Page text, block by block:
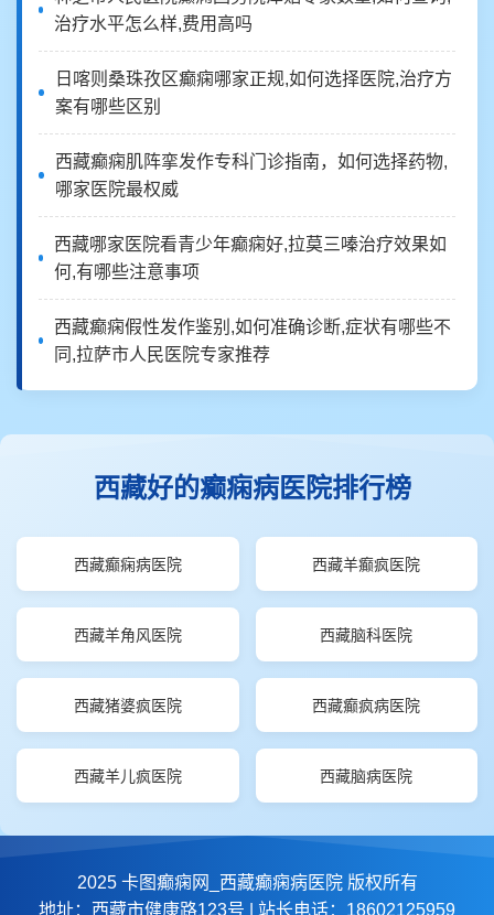
治疗水平怎么样,费用高吗
日喀则桑珠孜区癫痫哪家正规,如何选择医院,治疗方
案有哪些区别
西藏癫痫肌阵挛发作专科门诊指南，如何选择药物,
哪家医院最权威
西藏哪家医院看青少年癫痫好,拉莫三嗪治疗效果如
何,有哪些注意事项
西藏癫痫假性发作鉴别,如何准确诊断,症状有哪些不
同,拉萨市人民医院专家推荐
西藏好的癫痫病医院排行榜
西藏癫痫病医院 西藏羊癫疯医院
西藏羊角风医院 西藏脑科医院
西藏猪婆疯医院 西藏癫疯病医院
西藏羊儿疯医院 西藏脑病医院
2025 卡图癫痫网_西藏癫痫病医院 版权所有
地址：西藏市健康路123号 | 站长电话：18602125959